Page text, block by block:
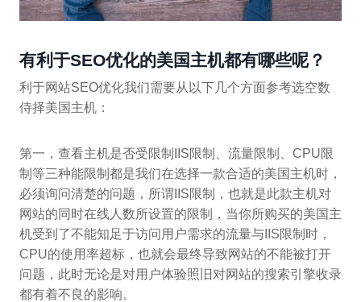
有利于SEO优化的美国主机都有哪些呢？
利于网站SEO优化我们需要从以下几个方面参考选空数
侍择美国主机：
第一，查看主机是否受限制IIS限制、流量限制、CPU限
制等三种能限制都是我们在选择一款合适的美国主机时，
必须询问清楚的问题，所谓IIS限制，也就是此款主机对
网站的同时在线人数所设置的限制，当你所购买的美国主
机受到了不能知足于访问用户需求的流量与IIS限制时，
CPU的使用率超标，也就会最终导致网站的不能被打开
问题，此时无论是对用户体验照旧对网站的搜索引擎收录
都有着不良的影响。